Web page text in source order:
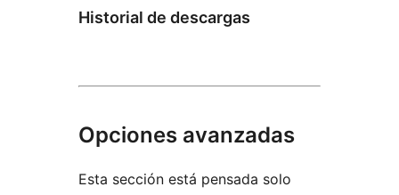
Historial de descargas
Opciones avanzadas
Esta sección está pensada solo